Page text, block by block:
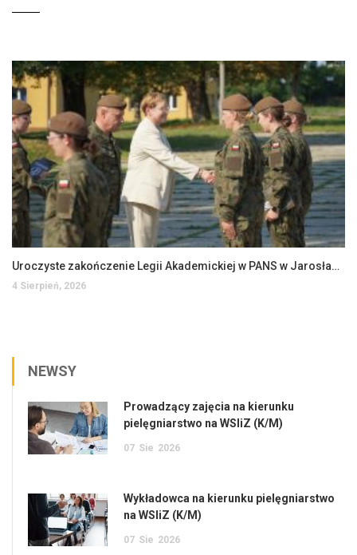
Uroczyste zakończenie Legii Akademickiej w PANS w Jarosławiu
4 Sierpień, 2026
NEWSY
Prowadzący zajęcia na kierunku
pielęgniarstwo na WSIiZ (K/M)
07 Sie 2026
Wykładowca na kierunku pielęgniarstwo
na WSIiZ (K/M)
07 Sie 2026